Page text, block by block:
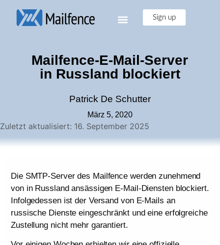
Sign up
Mailfence-E-Mail-Server
in Russland blockiert
Patrick De Schutter
März 5, 2020
Zuletzt aktualisiert: 16. September 2025
Die SMTP-Server des Mailfence werden zunehmend
von in Russland ansässigen E-Mail-Diensten blockiert.
Infolgedessen ist der Versand von E-Mails an
russische Dienste eingeschränkt und eine erfolgreiche
Zustellung nicht mehr garantiert.